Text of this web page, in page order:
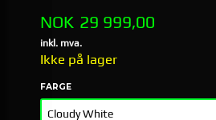
Pris
NOK 29 999,00
inkl. mva.
Ikke på lager
FARGE